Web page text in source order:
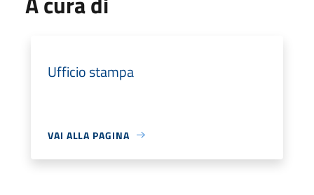
Ufficio stampa
VAI ALLA PAGINA